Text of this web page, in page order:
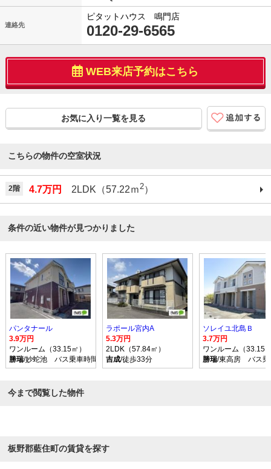
連絡先
ピタットハウス 鳴門店
0120-29-6565
WEB来店予約はこちら
お気に入り一覧を見る
こちらの物件の空室状況
2階 4.7万円 2LDK（57.22ｍ2）
条件の近い物件が見つかりました
パンタナール
3.9万円
ワンルーム（33.15㎡）
勝瑞/妙蛇池 バス乗車時間5分 停歩4分
ラポール宮内A
5.3万円
2LDK（57.84㎡）
吉成/徒歩33分
ソレイユ北島Ｂ
3.7万円
ワンルーム（33.15
勝瑞/東高房 バス
今まで閲覧した物件
板野郡藍住町の賃貸を探す